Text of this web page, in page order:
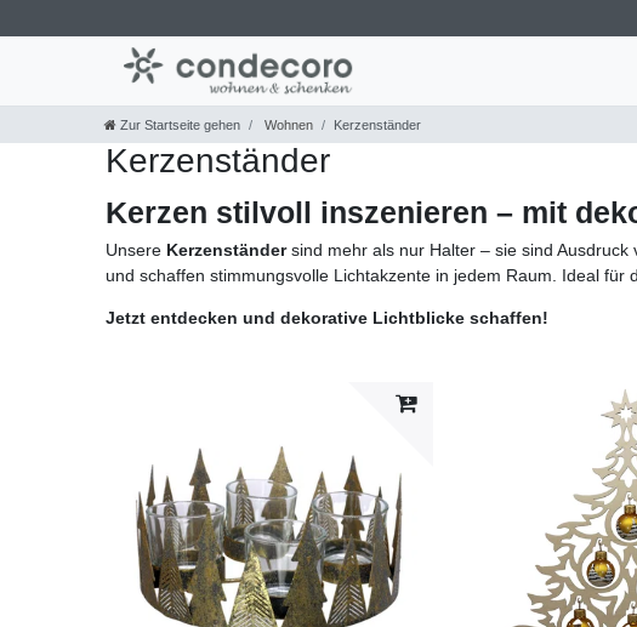
Zur Startseite gehen Wohnen Kerzenständer
Kerzenständer
Kerzen stilvoll inszenieren – mit
Unsere Kerzenständersind mehr als nur Halter – sie sind Ausdruck
und schaffen stimmungsvolle Lichtakzente in jedem Raum. Ideal für
Jetzt entdecken und dekorative Lichtblicke schaffen!